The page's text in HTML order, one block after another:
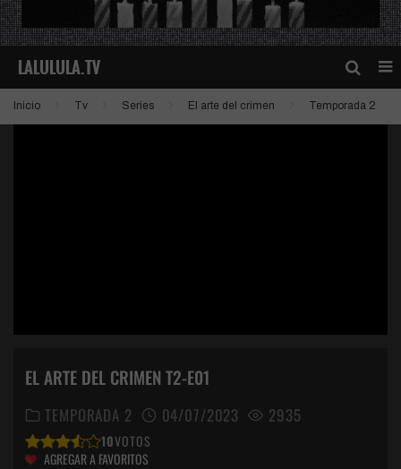
Inicio Tv Series El arte del crimen Temporada 2
EL ARTE DEL CRIMEN T2-E01
TEMPORADA 2 04/07/2023 2935
10VOTOS
AGREGAR A FAVORITOS